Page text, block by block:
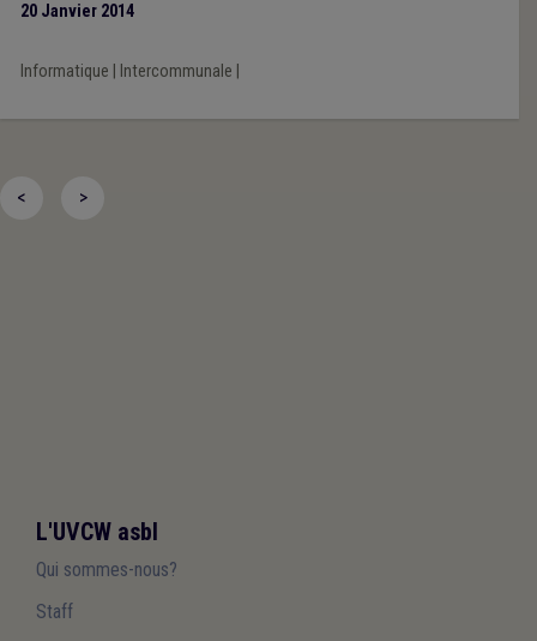
20 Janvier 2014
Informatique Intercommunale
< >
L'UVCW asbl
Qui sommes-nous?
Staff